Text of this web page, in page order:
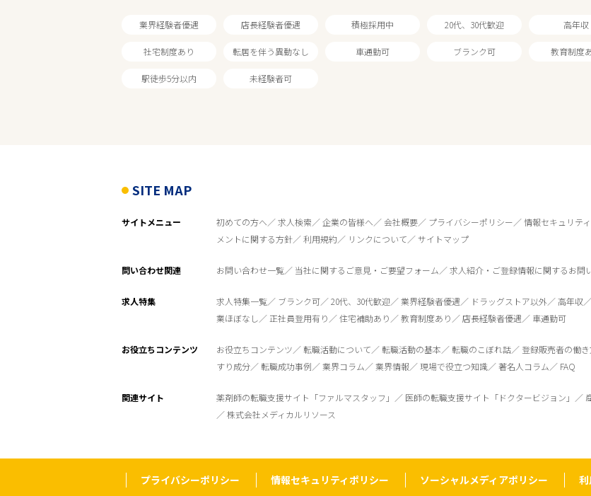
業界経験者優遇 店長経験者優遇 積極採用中 20代、30代歓迎 高年収
社宅制度あり 転居を伴う異動なし 車通勤可 ブランク可 教育制度
駅徒歩5分以内 未経験者可
SITE MAP
サイトメニュー 初めての方へ 求人検索 企業の皆様へ 会社概要 プライバシーポリシー 情報セキュリテ
メントに関する方針
利用規約 リンクについて サイトマップ
問い合わせ関連 お問い合わせ一覧 当社に関するご意見・ご要望フォーム 求人紹介・ご登録情報に関するお問
求人特集 求人特集一覧 ブランク可 20代、30代歓迎 業界経験者優遇 ドラッグストア以外 高年収
業ほぼなし
正社員登用有り 住宅補助あり 教育制度あり 店長経験者優遇 車通勤可
お役立ちコンテンツ お役立ちコンテンツ 転職活動について 転職活動の基本 転職のこぼれ話 登録販売者の働
すり成分
転職成功事例 業界コラム 業界情報 現場で役立つ知識 著名人コラム FAQ
関連サイト 薬剤師の転職支援サイト「ファルマスタッフ」 医師の転職支援サイト「ドクタービジョン」
株式会社メディカルリソース
プライバシーポリシー 情報セキュリティポリシー ソーシャルメディアポリシー